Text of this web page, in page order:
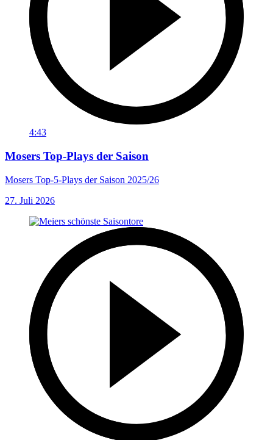
4:43
Mosers Top-Plays der Saison
Mosers Top-5-Plays der Saison 2025/26
27. Juli 2026